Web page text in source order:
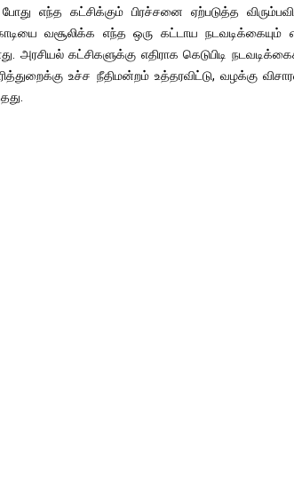
எந்த கட்சிக்கும் பிரச்சனை ஏற்படுத்த
வசூலிக்க எந்த ஒரு கட்டாய நடவடிக்கையும்
அரசியல் கட்சிகளுக்கு எதிராக கெடுபிடி
உச்ச நீதிமன்றம் உத்தரவிட்டு, வழக்கு